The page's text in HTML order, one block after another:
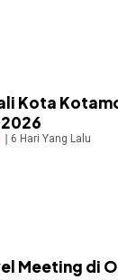
Kota
6 Hari Yang Lalu
Meeting di